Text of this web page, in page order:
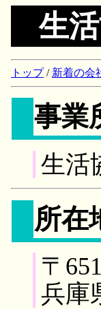
生
トップ/ 新着の会
事業
生活
所在
〒
兵庫